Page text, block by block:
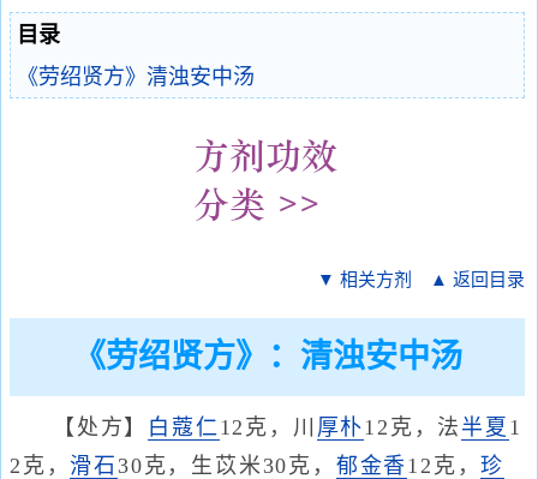
目录
《劳绍贤方》清浊安中汤
▼ 相关方剂 ▲ 返回目录
《劳绍贤方》：清浊安中汤
【处方】 白蔻仁12克，川 厚朴12克，法 半夏 1
2克， 滑石 30克，生苡米30克， 郁金香12克，珍